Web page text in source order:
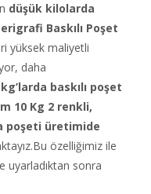
düşük kilolarda
Baskılı Poşet
yüksek maliyetli
daha
baskılı poşet
10 Kg 2 renkli,
poşeti üretimide
özelliğimiz ile
uyarladıktan sonra